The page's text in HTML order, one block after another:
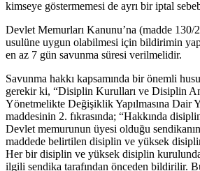
kimseye göstermemesi de ayrı bir iptal
Devlet Memurları Kanunu’na (madde 130/
usulüne uygun olabilmesi için bildirimin
en az 7 gün savunma süresi verilmelidir.
Savunma hakkı kapsamında bir önemli
gerekir ki, “Disiplin Kurulları ve Disiplin
Yönetmelikte Değişiklik Yapılmasına Dair
maddesinin 2. fıkrasında; “Hakkında
Devlet memurunun üyesi olduğu
maddede belirtilen disiplin ve yüksek
Her bir disiplin ve yüksek disiplin
ilgili sendika tarafından önceden bildirilir.